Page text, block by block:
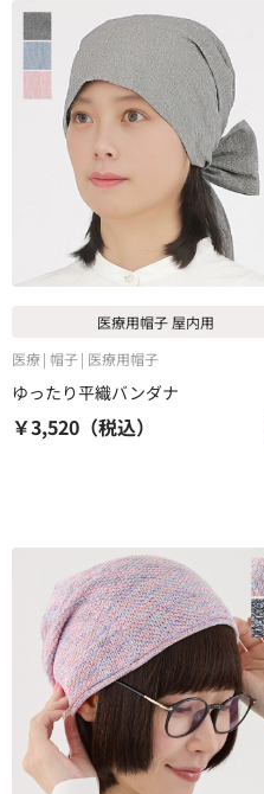
医療用帽子 屋内用
医療 帽子 医療用帽子
ゆったり平織バンダナ
￥3,520 （税込）